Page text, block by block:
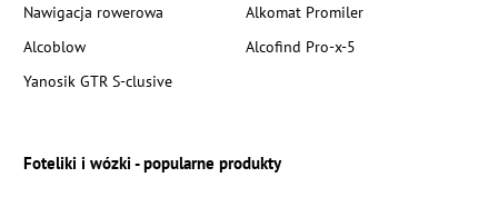
Nawigacja rowerowa
Alkomat Promiler
Alcoblow
Alcofind Pro-x-5
Yanosik GTR S-clusive
Foteliki i wózki - popularne produkty